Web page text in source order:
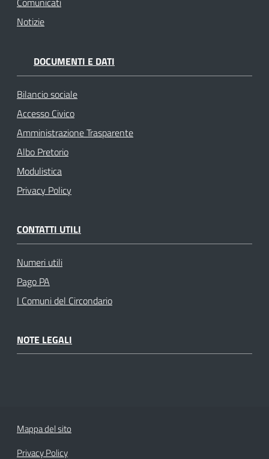
Notizie
DOCUMENTI E DATI
Bilancio sociale
Accesso Civico
Amministrazione Trasparente
Albo Pretorio
Modulistica
Privacy Policy
CONTATTI UTILI
Numeri utili
Pago PA
I Comuni del Circondario
NOTE LEGALI
Mappa del sito
Privacy Policy